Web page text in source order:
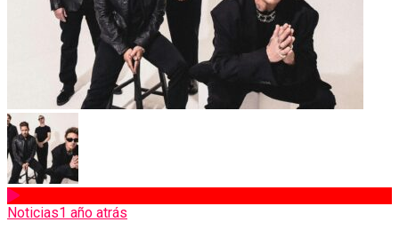
Noticias1 año atrás